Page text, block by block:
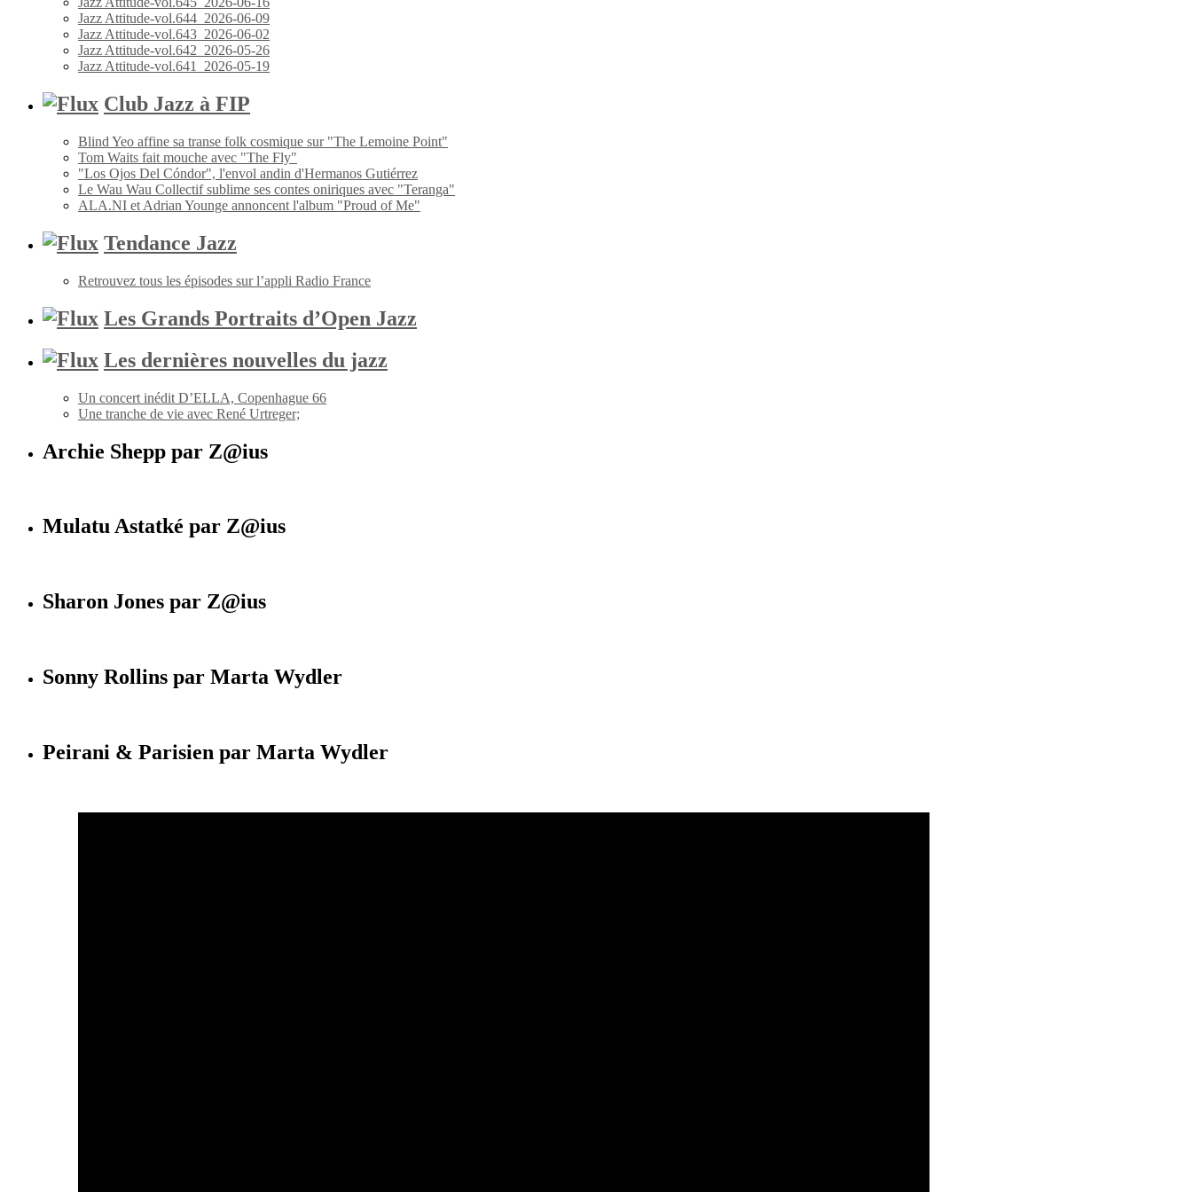
Jazz Attitude-vol.644_2026-06-09
Jazz Attitude-vol.643_2026-06-02
Jazz Attitude-vol.642_2026-05-26
Jazz Attitude-vol.641_2026-05-19
Club Jazz à FIP
Blind Yeo affine sa transe folk cosmique sur "The Lemoine Point"
Tom Waits fait mouche avec "The Fly"
"Los Ojos Del Cóndor", l'envol andin d'Hermanos Gutiérrez
Le Wau Wau Collectif sublime ses contes oniriques avec "Teranga"
ALA.NI et Adrian Younge annoncent l'album "Proud of Me"
Tendance Jazz
Retrouvez tous les épisodes sur l’appli Radio France
Les Grands Portraits d’Open Jazz
Les dernières nouvelles du jazz
Un concert inédit D’ELLA, Copenhague 66
Une tranche de vie avec René Urtreger;
Archie Shepp par Z@ius
Mulatu Astatké par Z@ius
Sharon Jones par Z@ius
Sonny Rollins par Marta Wydler
Peirani & Parisien par Marta Wydler